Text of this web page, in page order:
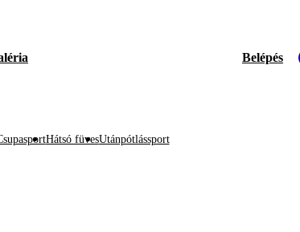
Belépés
Hátsó füvesUtánpótlássport